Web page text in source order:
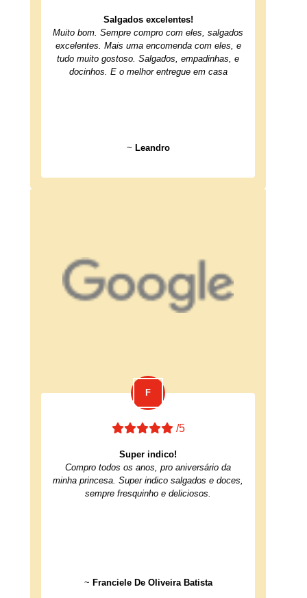
Salgados excelentes!
Muito bom. Sempre compro com eles, salgados
excelentes. Mais uma encomenda com eles, e
tudo muito gostoso. Salgados, empadinhas, e
docinhos. E o melhor entregue em casa
~ Leandro
/5
Super indico!
Compro todos os anos, pro aniversário da
minha princesa. Super indico salgados e doces,
sempre fresquinho e deliciosos.
~ Franciele De Oliveira Batista